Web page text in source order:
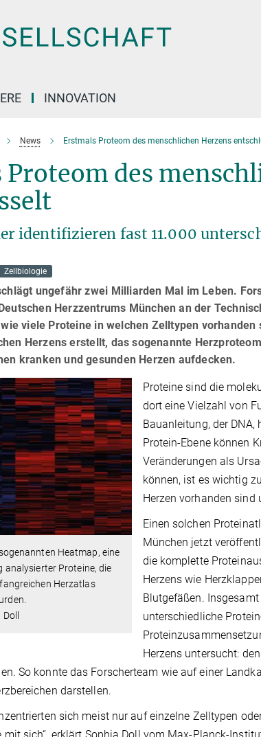
INNOVATION
News Erstmals Proteom des menschlichen Herzens
des
identifizieren fast 11.000
Zellbiologie
ungefähr zwei Milliarden Mal im Leben.
Herzzentrums München an der
viele Proteine in welchen Zelltypen
Herzens erstellt, das sogenannte
kranken und gesunden Herzen aufdecken.
Heatmap, eine
analysierter Proteine, die
Herzatlas
Proteine sind die
dort eine Vielzahl von
Bauanleitung, der DNA,
Protein-Ebene können
Veränderungen als
können, ist es wichtig
Herzen vorhanden sind
Einen solchen
München jetzt
die komplette
Herzens wie
Blutgefäßen.
unterschiedliche
Herzens untersucht:
So konnte das Forscherteam wie auf einer
darstellen.
sich meist nur auf einzelne Zelltypen